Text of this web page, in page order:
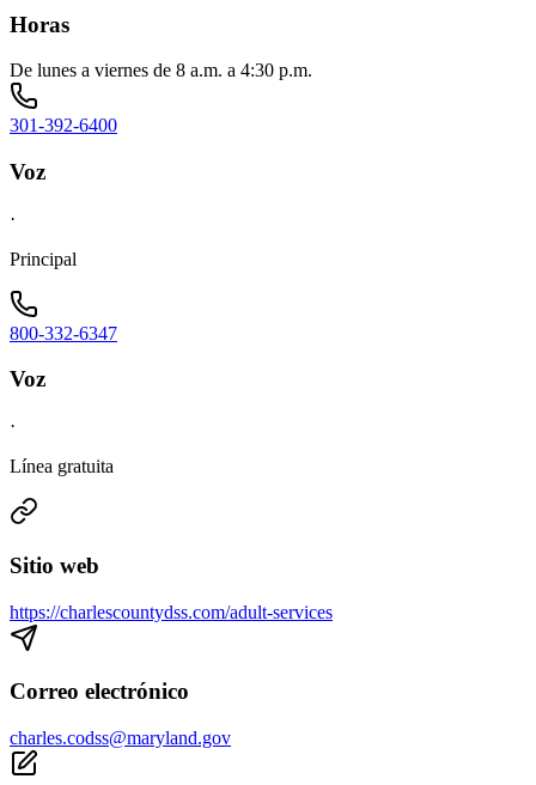
Horas
De lunes a viernes de 8 a.m. a 4:30 p.m.
301-392-6400
Voz
·
Principal
800-332-6347
Voz
·
Línea gratuita
Sitio web
https://charlescountydss.com/adult-services
Correo electrónico
charles.codss@maryland.gov